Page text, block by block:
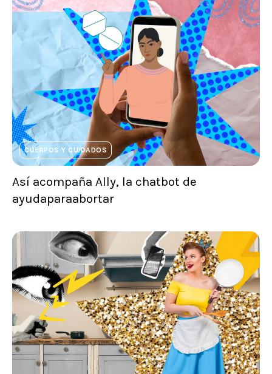
CUERPOS Y CUIDADOS
Así acompaña Ally, la chatbot de
ayudaparaabortar